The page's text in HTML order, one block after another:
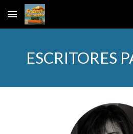
Skip to main content
ESCRITORES